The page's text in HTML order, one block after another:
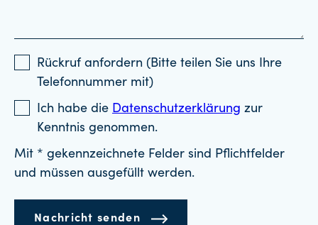
Rückruf anfordern (Bitte teilen Sie uns Ihre
Telefonnummer mit)
Ich habe die Datenschutzerklärung zur
Kenntnis genommen.
Mit * gekennzeichnete Felder sind Pflichtfelder
und müssen ausgefüllt werden.
Nachricht senden